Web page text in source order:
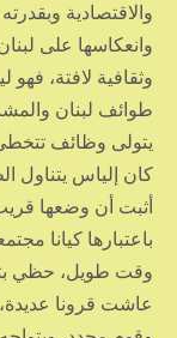
والاقتصادية
وانعكاسها على
وثقافية لافتة،
طوائف لبنان
يتولى وظائف
كان إلياس يتناول
أثبت أن وضعها
باعتبارها كيانا
وقت طويل، حظي
عاشت قرونا